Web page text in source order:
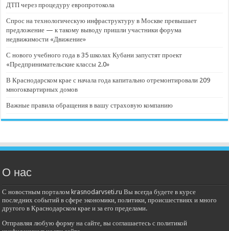
ДТП через процедуру европротокола
Спрос на технологическую инфраструктуру в Москве превышает
предложение — к такому выводу пришли участники форума
недвижимости «Движение»
С нового учебного года в 35 школах Кубани запустят проект
«Предпринимательские классы 2.0»
В Краснодарском крае с начала года капитально отремонтировали 209
многоквартирных домов
Важные правила обращения в вашу страховую компанию
О нас
С новостным порталом krasnodarvseti.ru Вы всегда будете в курсе
последних событий в сфере экономики, политики, происшествиях и много
другого в Краснодарском крае и за его пределами.
Отправляя любую форму на сайте, вы соглашаетесь с политикой